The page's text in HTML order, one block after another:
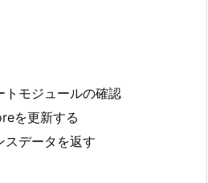
モジュールの確認
を更新する
データを返す